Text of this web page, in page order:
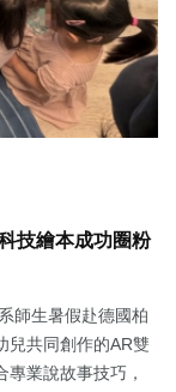
技繪本成功圈粉
師生暑假赴德國柏
兒共同創作的AR雙
業說故事技巧，